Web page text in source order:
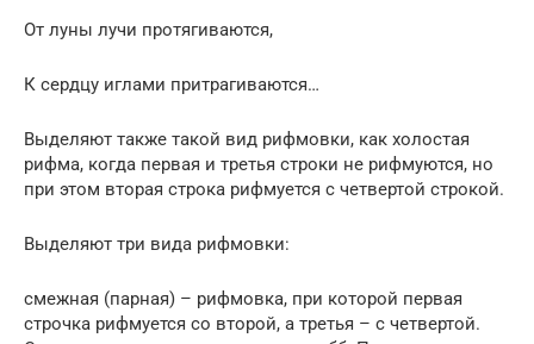
От луны лучи протягиваются,
К сердцу иглами притрагиваются…
Выделяют также такой вид рифмовки, как холостая
рифма, когда первая и третья строки не рифмуются, но
при этом вторая строка рифмуется с четвертой строкой.
Выделяют три вида рифмовки:
смежная (парная) – рифмовка, при которой первая
строчка рифмуется со второй, а третья – с четвертой.